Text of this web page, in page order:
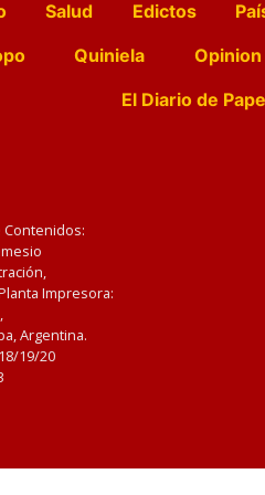
Salud Edictos
Quiniela Opinion
El Diario de
Impresora:
Argentina.
19/20